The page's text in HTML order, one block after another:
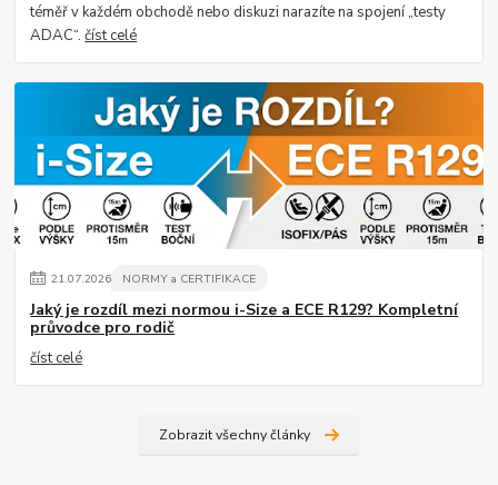
téměř v každém obchodě nebo diskuzi narazíte na spojení „testy
ADAC“.číst celé
21.07.2026 NORMY a CERTIFIKACE
Jaký je rozdíl mezi normou i-Size a ECE R129? Kompletní
průvodce pro rodič
číst celé
Zobrazit všechny články